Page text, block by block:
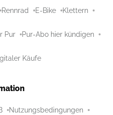
Rennrad E-Bike Klettern
Pur Pur-Abo hier kündigen
Käufe
Nutzungsbedingungen